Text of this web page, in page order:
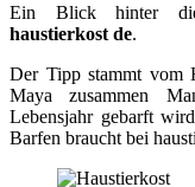
Ein Blick hinter die
haustierkost de.
Der Tipp stammt vom
Maya zusammen
Lebensjahr gebarft
Barfen braucht bei